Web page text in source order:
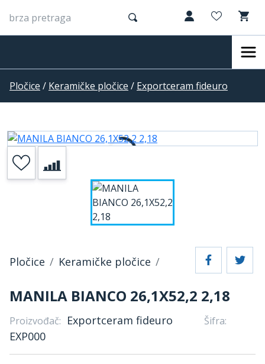
Pločice / Keramičke pločice / Exportceram fideuro
Pločice Keramičke pločice
MANILA BIANCO 26,1X52,2 2,18
Proizvođač: Exportceram fideuro Šifra:
EXP000